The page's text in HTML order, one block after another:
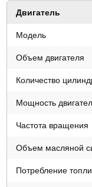
Двигатель
Модель
Объем двигателя
Количество
Мощность
Частота вращения
Объем масляной
Потребление